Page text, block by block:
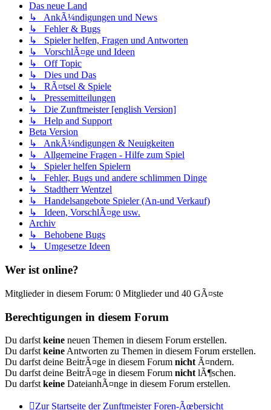
Das neue Land
↳ AnkÃ¼ndigungen und News
↳ Fehler & Bugs
↳ Spieler helfen, Fragen und Antworten
↳ VorschlÃ¤ge und Ideen
↳ Off Topic
↳ Dies und Das
↳ RÃ¤tsel & Spiele
↳ Pressemitteilungen
↳ Die Zunftmeister [english Version]
↳ Help and Support
Beta Version
↳ AnkÃ¼ndigungen & Neuigkeiten
↳ Allgemeine Fragen - Hilfe zum Spiel
↳ Spieler helfen Spielern
↳ Fehler, Bugs und andere schlimmen Dinge
↳ Stadtherr Wentzel
↳ Handelsangebote Spieler (An-und Verkauf)
↳ Ideen, VorschlÃ¤ge usw.
Archiv
↳ Behobene Bugs
↳ Umgesetze Ideen
Wer ist online?
Mitglieder in diesem Forum: 0 Mitglieder und 40 GÃ¤ste
Berechtigungen in diesem Forum
Du darfst keine neuen Themen in diesem Forum erstellen.
Du darfst keine Antworten zu Themen in diesem Forum erstellen.
Du darfst deine BeitrÃ¤ge in diesem Forum nicht Ã¤ndern.
Du darfst deine BeitrÃ¤ge in diesem Forum nicht lÃ¶schen.
Du darfst keine DateianhÃ¤nge in diesem Forum erstellen.
Zur Startseite der Zunftmeister Foren-Ãœbersicht